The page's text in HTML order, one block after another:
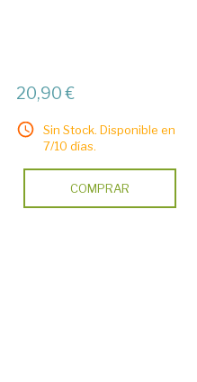
20,90 €
Sin Stock. Disponible en
7/10 días.
COMPRAR